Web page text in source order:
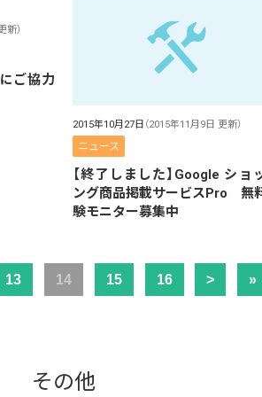
新）
ご協力
2015年10月27日 （2015年11月9日 更新）
ニュース
【終了しました】Google ショ
ング商品掲載サービスPro 無
験モニター募集中
13 14 15 16 > »
その他